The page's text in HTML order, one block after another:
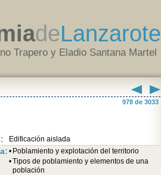
deLanzarote
Trapero y Eladio Santana Martel
978 de 3033
Edificación aislada
• Poblamiento y explotación del territorio
•Tipos de poblamiento y elementos de una
población